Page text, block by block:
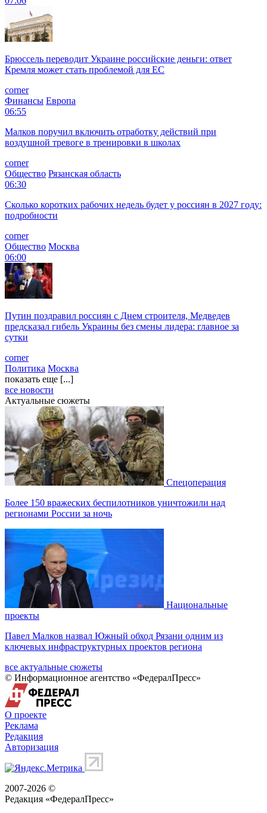
Брюссель переводит Украине российские деньги: ответ
Кремля может стать проблемой для EC
corner
Финансы Европа
06:55
Малков поручил включить отработку действий при
воздушной тревоге в тренировки в школах
corner
Общество Рязанская область
06:30
Сколько коротких рабочих недель будет у россиян в 2027 году:
подробности
corner
Общество Москва
06:00
Путин поздравил россиян с Днем строителя, Медведев
предсказал гибель Украины без смены лидера: главное за
сутки
corner
Политика Москва
показать еще [...]
все новости
Актуальные сюжеты
Спецоперация
Более 150 вражеских беспилотников уничтожили над
регионами России за ночь
Национальные
проекты
Павел Малков назвал Южный обход Рязани одним из
ключевых инфраструктурных проектов региона
все актуальные сюжеты
© Информационное агентство «ФедералПресс»
О проекте
Реклама
Редакция
Авторизация
2007-2026 ©
Редакция «ФедералПресс»